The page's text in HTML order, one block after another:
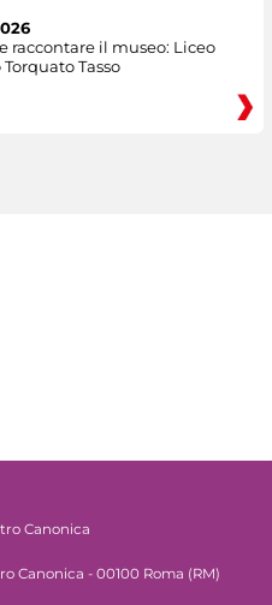
raccontare il museo: Liceo
Torquato Tasso
Canonica
Canonica - 00100 Roma (RM)